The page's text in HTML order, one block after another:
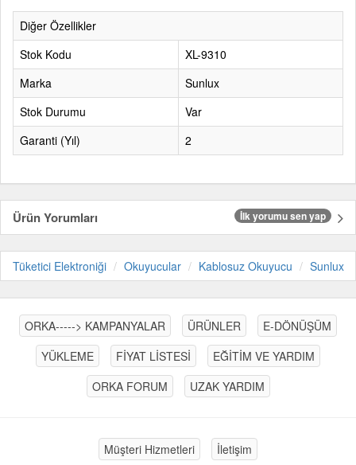
Diğer Özellikler
Stok Kodu
XL-9310
Marka
Sunlux
Stok Durumu
Var
Garanti (Yıl)
2
Ürün Yorumları İlk yorumu sen yap
Tüketici Elektroniği Okuyucular Kablosuz Okuyucu Sunlux
ORKA-----> KAMPANYALAR ÜRÜNLER
E-DÖNÜŞÜM
YÜKLEME
FİYAT LİSTESİ
EĞİTİM VE YARDIM
ORKA FORUM
UZAK YARDIM
Müşteri Hizmetleri İletişim